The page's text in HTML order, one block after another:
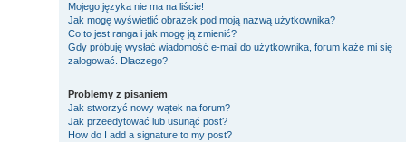
Mojego języka nie ma na liście!
Jak mogę wyświetlić obrazek pod moją nazwą użytkownika?
Co to jest ranga i jak mogę ją zmienić?
Gdy próbuję wysłać wiadomość e-mail do użytkownika, forum każe mi się
zalogować. Dlaczego?
Problemy z pisaniem
Jak stworzyć nowy wątek na forum?
Jak przeedytować lub usunąć post?
How do I add a signature to my post?